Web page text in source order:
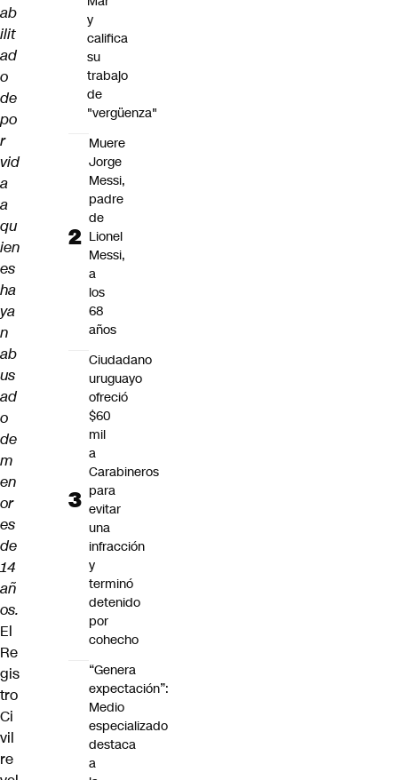
ab
ilit
ad
o
de
po
r
vid
a
a
qu
ien
es
ha
ya
n
ab
us
ad
o
de
m
en
or
es
de
14
añ
os.
El
Re
gis
tro
Ci
vil
re
y
califica
su
trabajo
de
"vergüenza"
Muere
Jorge
Messi,
padre
de
Lionel
Messi,
a
los
68
años
Ciudadano
uruguayo
ofreció
$60
mil
a
Carabineros
para
evitar
una
infracción
y
terminó
detenido
por
cohecho
“Genera
expectación”:
Medio
especializado
destaca
a